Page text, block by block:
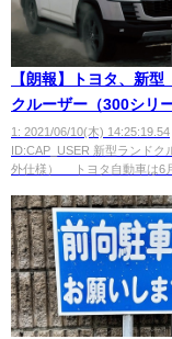
【朗報】トヨタ、新型
クルーザー（300シリ
かつ過ぎる
1: 2021/06/10(木) 14:25:19.54
ID:CAP_USER 新型ランドク
外仕様） トヨタ自動車は6